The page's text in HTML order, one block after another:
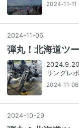
2024-11-
2024-11-06
弾丸！北海道ツ
リングレ
2024-11-
2024-10-29